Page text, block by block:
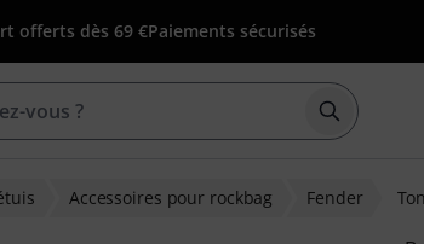
offerts dès 69 €Paiements sécurisés
Démarrer
Accessoires pour rockbag Fender